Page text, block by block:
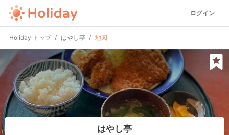
ログイン
Holiday トップ はやし亭 地図
はやし亭